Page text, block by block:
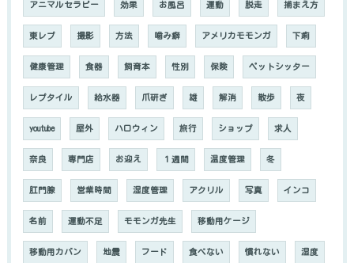
アニマルセラピー 効果 お風呂 運動 脱走 捕まえ方
東レプ 撮影 方法 噛み癖 アメリカモモンガ 下痢
健康管理 食器 飼育本 性別 保険 ペットシッター
レプタイル 給水器 爪研ぎ 雄 解消 散歩 夜
youtube 屋外 ハロウィン 旅行 ショップ 求人
奈良 専門店 お迎え １週間 温度管理 冬
肛門腺 営業時間 湿度管理 アクリル 写真 インコ
名前 運動不足 モモンガ先生 移動用ケージ
移動用カバン 地震 フード 食べない 慣れない 湿度